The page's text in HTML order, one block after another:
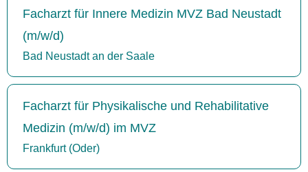
Facharzt für Innere Medizin MVZ Bad Neustadt
(m/w/d)
Bad Neustadt an der Saale
Facharzt für Physikalische und Rehabilitative
Medizin (m/w/d) im MVZ
Frankfurt (Oder)